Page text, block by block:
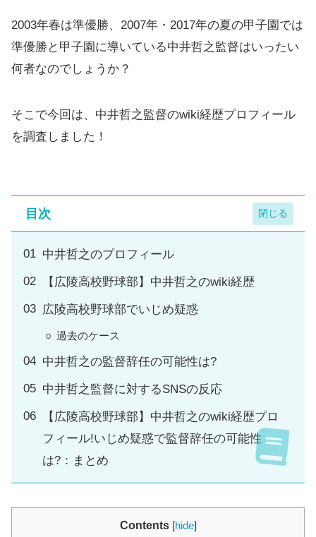
2003年春は準優勝、2007年・2017年の夏の甲子園では
準優勝と甲子園に導いている中井哲之監督はいったい
何者なのでしょうか？
そこで今回は、中井哲之監督のwiki経歴プロフィール
を調査しました！
目次
中井哲之のプロフィール
【広陵高校野球部】中井哲之のwiki経歴
広陵高校野球部でいじめ疑惑
過去のケース
中井哲之の監督辞任の可能性は?
中井哲之監督に対するSNSの反応
【広陵高校野球部】中井哲之のwiki経歴プロ
フィール!いじめ疑惑で監督辞任の可能性
は?：まとめ
Contents [hide]